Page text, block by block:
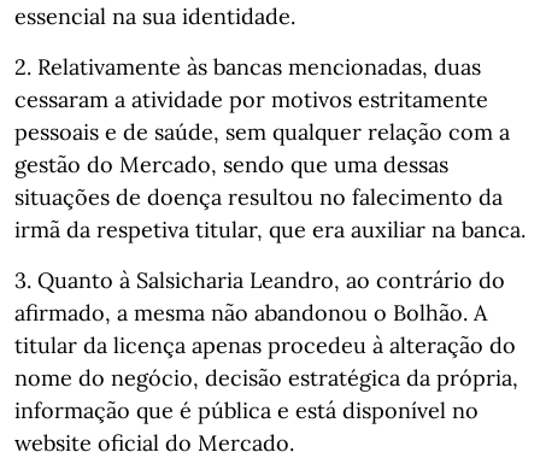
essencial na sua identidade.
2. Relativamente às bancas mencionadas, duas
cessaram a atividade por motivos estritamente
pessoais e de saúde, sem qualquer relação com a
gestão do Mercado, sendo que uma dessas
situações de doença resultou no falecimento da
irmã da respetiva titular, que era auxiliar na banca.
3. Quanto à Salsicharia Leandro, ao contrário do
afirmado, a mesma não abandonou o Bolhão. A
titular da licença apenas procedeu à alteração do
nome do negócio, decisão estratégica da própria,
informação que é pública e está disponível no
website oficial do Mercado.